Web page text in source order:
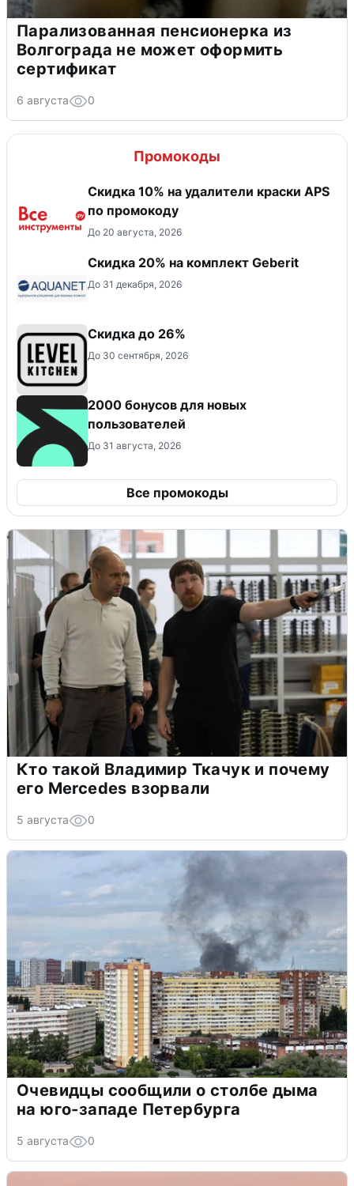
Парализованная пенсионерка из
Волгограда не может оформить
сертификат
6 августа 0
Промокоды
Скидка 10% на удалители краски APS
по промокоду
До 20 августа, 2026
Скидка 20% на комплект Geberit
До 31 декабря, 2026
Скидка до 26%
До 30 сентября, 2026
2000 бонусов для новых
пользователей
До 31 августа, 2026
Все промокоды
Кто такой Владимир Ткачук и почему
его Mercedes взорвали
5 августа 0
Очевидцы сообщили о столбе дыма
на юго-западе Петербурга
5 августа 0